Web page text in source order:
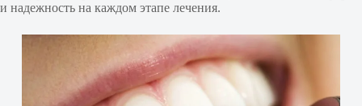
и надежность на каждом этапе лечения.